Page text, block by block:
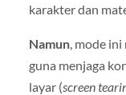
karakter dan
Namun, mode ini
guna menjaga
layar (screen